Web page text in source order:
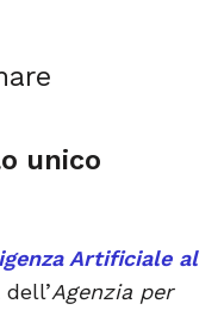
unico
Artificiale al
Agenzia per